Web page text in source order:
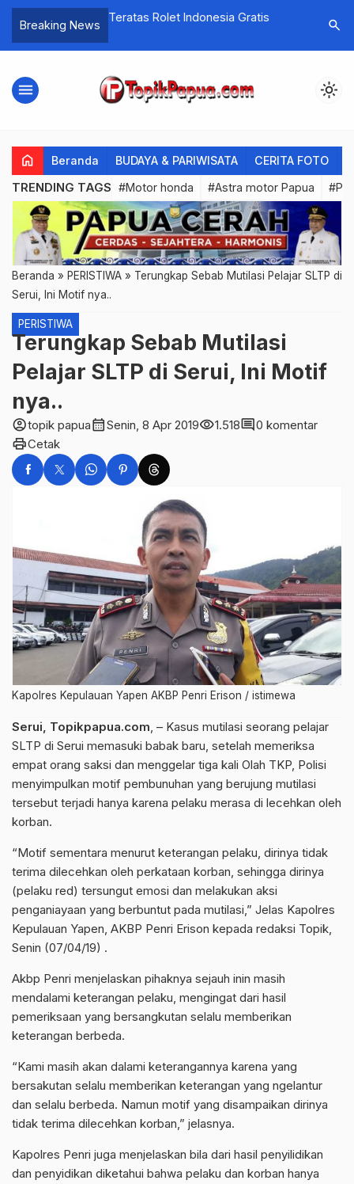
Breaking News
Teratas Rolet Indonesia Gratis
Kapolri
search
menu light_mode
home Beranda BUDAYA & PARIWISATA CERITA FOTO
TRENDING TAGS #Motor honda #Astra motor Papua
Beranda » PERISTIWA » Terungkap Sebab Mutilasi Pelajar SLTP di
Serui, Ini Motif nya..
PERISTIWA
Terungkap Sebab Mutilasi
Pelajar SLTP di Serui, Ini Motif
nya..
account_circletopik papuacalendar_monthSenin, 8 Apr 2019visibility1.518comment0 komentar
printCetak
Kapolres Kepulauan Yapen AKBP Penri Erison / istimewa
Serui, Topikpapua.com, – Kasus mutilasi seorang pelajar
SLTP di Serui memasuki babak baru, setelah memeriksa
empat orang saksi dan menggelar tiga kali Olah TKP, Polisi
menyimpulkan motif pembunuhan yang berujung mutilasi
tersebut terjadi hanya karena pelaku merasa di lecehkan oleh
korban.
“Motif sementara menurut keterangan pelaku, dirinya tidak
terima dilecehkan oleh perkataan korban, sehingga dirinya
(pelaku red) tersungut emosi dan melakukan aksi
penganiayaan yang berbuntut pada mutilasi,” Jelas Kapolres
Kepulauan Yapen, AKBP Penri Erison kepada redaksi Topik,
Senin (07/04/19) .
Akbp Penri menjelaskan pihaknya sejauh inin masih
mendalami keterangan pelaku, mengingat dari hasil
pemeriksaan yang bersangkutan selalu memberikan
keterangan berbeda.
“Kami masih akan dalami keterangannya karena yang
bersakutan selalu memberikan keterangan yang ngelantur
dan selalu berbeda. Namun motif yang disampaikan dirinya
tidak terima dilecehkan korban,” jelasnya.
Kapolres Penri juga menjelaskan bila dari hasil penyilidikan
dan penyidikan diketahui bahwa pelaku dan korban hanya